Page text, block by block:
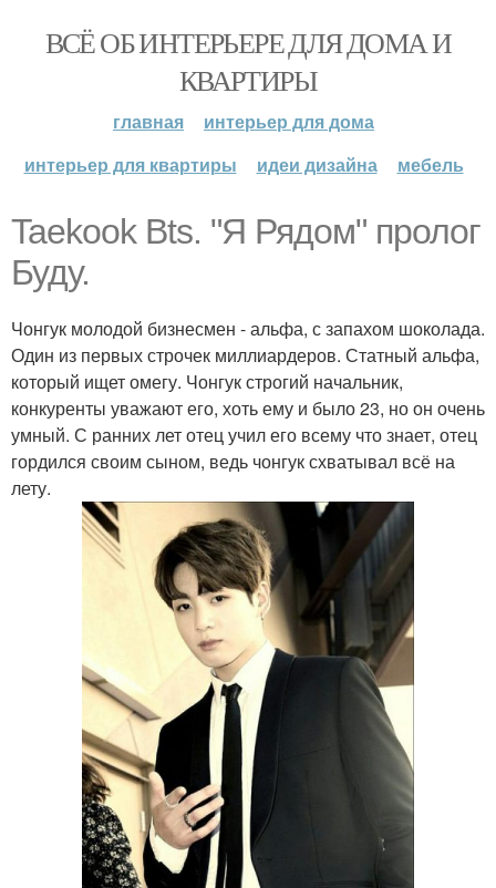
ВСЁ ОБ ИНТЕРЬЕРЕ ДЛЯ ДОМА И
КВАРТИРЫ
главная
интерьер для дома
интерьер для квартиры
идеи дизайна мебель
Taekook Bts. "Я Рядом" пролог
Буду.
Чонгук молодой бизнесмен - альфа, с запахом шоколада.
Один из первых строчек миллиардеров. Статный альфа,
который ищет омегу. Чонгук строгий начальник,
конкуренты уважают его, хоть ему и было 23, но он очень
умный. С ранних лет отец учил его всему что знает, отец
гордился своим сыном, ведь чонгук схватывал всё на
лету.